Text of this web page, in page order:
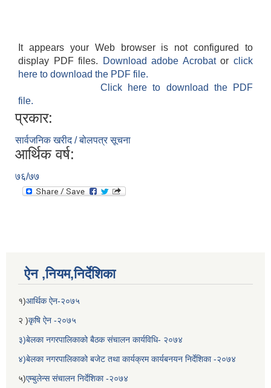
It appears your Web browser is not configured to
display PDF files.
Download adobe Acrobatorclick
here to download the PDF file.
Click here to download the PDF
file.
प्रकार:
सार्वजनिक खरीद / बोलपत्र सूचना
आर्थिक वर्ष:
७६/७७
ऐन ,नियम,निर्देशिका
१)आर्थिक ऐन-२०७५
२ )कृषि ऐन -२०७५
३)बेलका नगरपालिकाको बैठक संचालन कार्यविधि- २०७४
४)बेलका नगरपालिकाको बजेट तथा कार्यक्रम कार्यबनयन निर्देशिका -२०७४
५)एम्बुलेन्स संचालन निर्देशिका -२०७४